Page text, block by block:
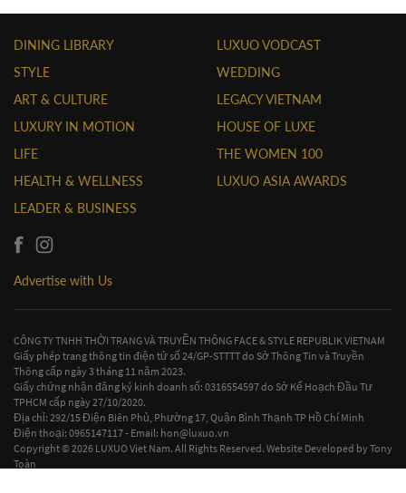
DINING LIBRARY
STYLE
ART & CULTURE
LUXURY IN MOTION
LIFE
HEALTH & WELLNESS
LEADER & BUSINESS
LUXUO VODCAST
WEDDING
LEGACY VIETNAM
HOUSE OF LUXE
THE WOMEN 100
LUXUO ASIA AWARDS
Advertise with Us
CÔNG TY TNHH THỜI TRANG VÀ TRUYỀN THÔNG FACE & STYLE REPUBLIK VIETNAM
Giấy phép trang thông tin điện tử số 24/GP-STTTT do Sở Thông Tin và Truyền
Thông cấp ngày 3 tháng 11 năm 2023.
Giấy chứng nhận đăng ký kinh doanh số: 0316554597 do Sở Kế Hoạch Đầu Tư
TPHCM cấp ngày 27/10/2020.
Địa chỉ: 292/15 Điện Biên Phủ, Phường 17, Quận Bình Thạnh TP Hồ Chí Minh
Điện thoại: 0965147117 - Email: hon@luxuo.vn
Copyright © 2026 LUXUO Viet Nam. All Rights Reserved. Website Developed byTony
Toàn